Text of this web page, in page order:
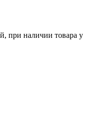
при наличии товара у